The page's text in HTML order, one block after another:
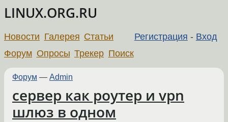
LINUX.ORG.RU
Регистрация - Вход
Новости Галерея Статьи
Форум Опросы Трекер Поиск
Форум — Admin
сервер как роутер и vpn
шлюз в одном